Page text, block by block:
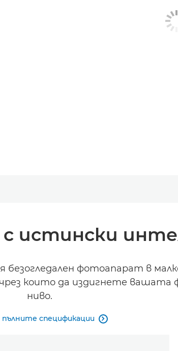
с истински
безогледален фотоапарат в
които да издигнете
ниво.
спецификации 